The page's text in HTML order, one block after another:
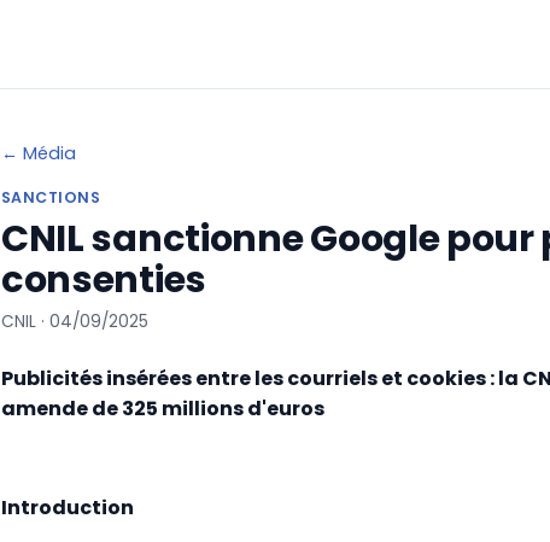
← Média
SANCTIONS
CNIL sanctionne Google
consenties
CNIL · 04/09/2025
Publicités insérées entre les courriels et cookies : la
amende de 325 millions d'euros
Introduction